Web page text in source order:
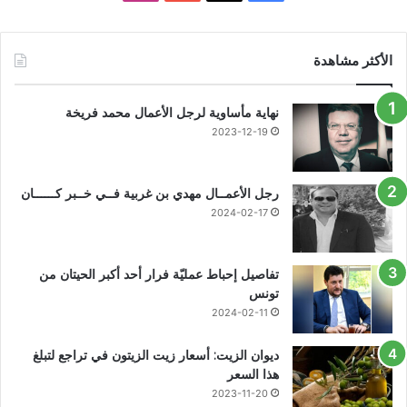
الأكثر مشاهدة
نهاية مأساوية لرجل الأعمال محمد فريخة
2023-12-19
رجل الأعمــال مهدي بن غربية فــي خــبر كــــــان
2024-02-17
تفاصيل إحباط عمليّة فرار أحد أكبر الحيتان من
تونس
2024-02-11
ديوان الزيت: أسعار زيت الزيتون في تراجع لتبلغ
هذا السعر
2023-11-20